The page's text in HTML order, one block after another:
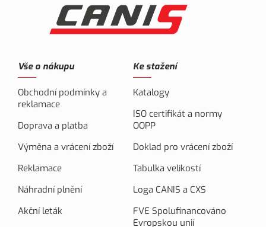
Vše o nákupu
Obchodní podmínky a
reklamace
Doprava a platba
Výměna a vrácení zboží
Reklamace
Náhradní plnění
Akční leták
Ke stažení
Katalogy
ISO certifikát a normy
OOPP
Doklad pro vrácení zboží
Tabulka velikostí
Loga CANIS a CXS
FVE Spolufinancováno
Evropskou unií